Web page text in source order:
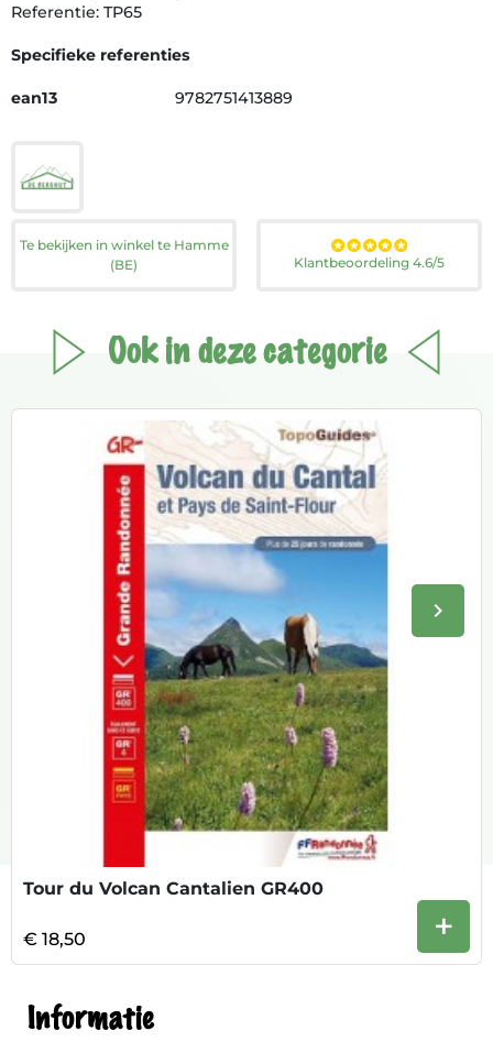
Referentie: TP65
Specifieke referenties
ean13 9782751413889
Te bekijken in winkel te Hamme
(BE)
Klantbeoordeling 4.6/5
Ook in deze categorie
keyboard_arrow_right
Tour du Volcan Cantalien GR400
€ 18,50 +
Informatie